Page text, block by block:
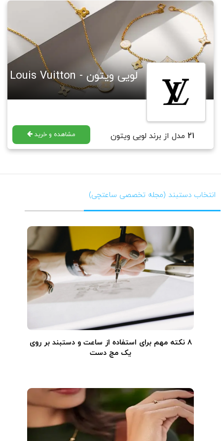
لویی ویتون - Louis Vuitton
21 مدل از برند لویی ویتون مشاهده و خرید
انتخاب دستبند (مجله تخصصی ساعتچی)
۸ نکته مهم برای استفاده از ساعت و دستبند بر روی
یک مچ دست